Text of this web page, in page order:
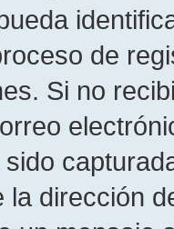
de
Si no
la dirección